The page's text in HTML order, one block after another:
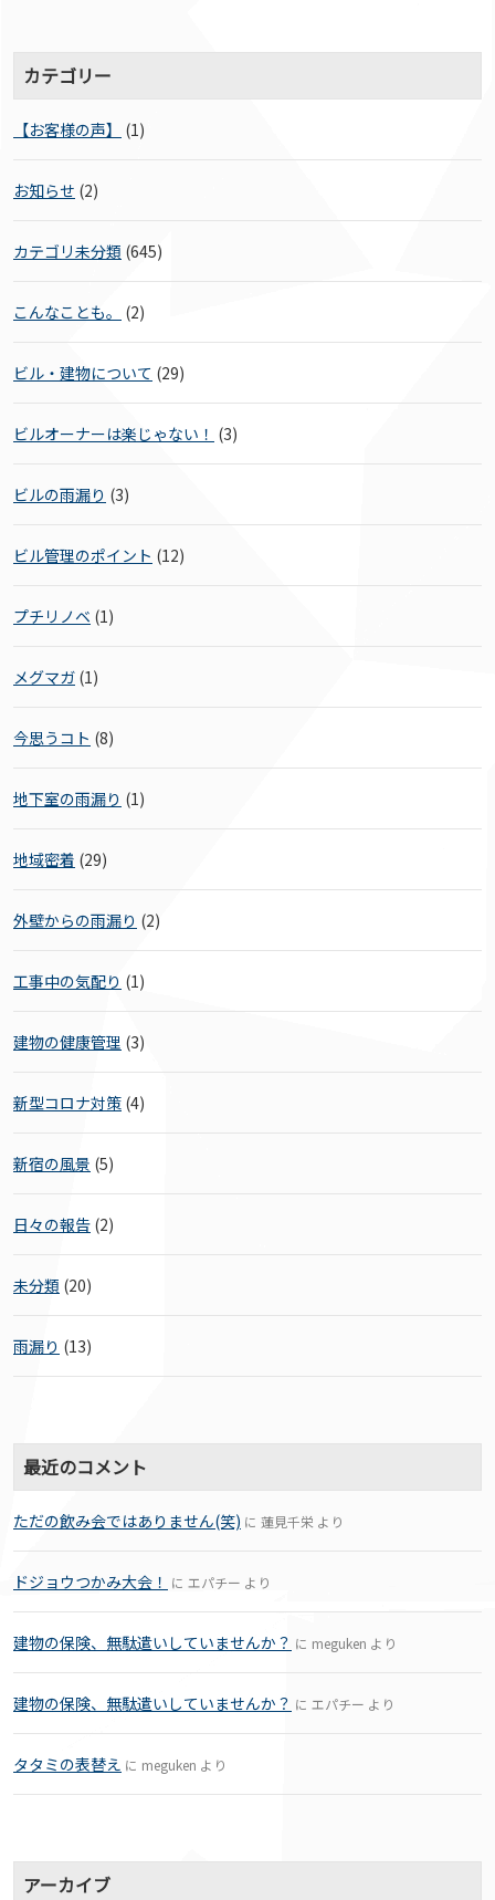
カテゴリー
【お客様の声】 (1)
お知らせ (2)
カテゴリ未分類 (645)
こんなことも。 (2)
ビル・建物について (29)
ビルオーナーは楽じゃない！ (3)
ビルの雨漏り (3)
ビル管理のポイント (12)
プチリノベ (1)
メグマガ (1)
今思うコト (8)
地下室の雨漏り (1)
地域密着 (29)
外壁からの雨漏り (2)
工事中の気配り (1)
建物の健康管理 (3)
新型コロナ対策 (4)
新宿の風景 (5)
日々の報告 (2)
未分類 (20)
雨漏り (13)
最近のコメント
ただの飲み会ではありません(笑) に 蓮見千栄 より
ドジョウつかみ大会！ に エパチー より
建物の保険、無駄遣いしていませんか？ に meguken より
建物の保険、無駄遣いしていませんか？ に エパチー より
タタミの表替え に meguken より
アーカイブ